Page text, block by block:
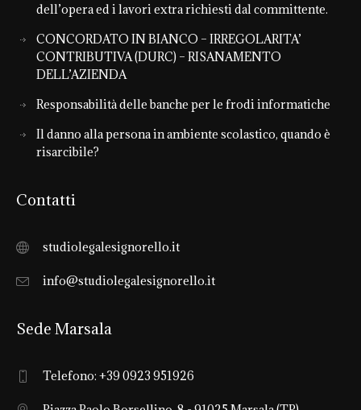
dell’opera ed i lavori extra richiesti dal committente.
CONCORDATO IN BIANCO – IRREGOLARITA’
CONTRIBUTIVA (DURC) – RISANAMENTO
DELL’AZIENDA
Responsabilità delle banche per le frodi informatiche
Il danno alla persona in ambiente scolastico, quando è
risarcibile?
Contatti
studiolegalesignorello.it
info@studiolegalesignorello.it
Sede Marsala
Telefono: +39 0923 951926